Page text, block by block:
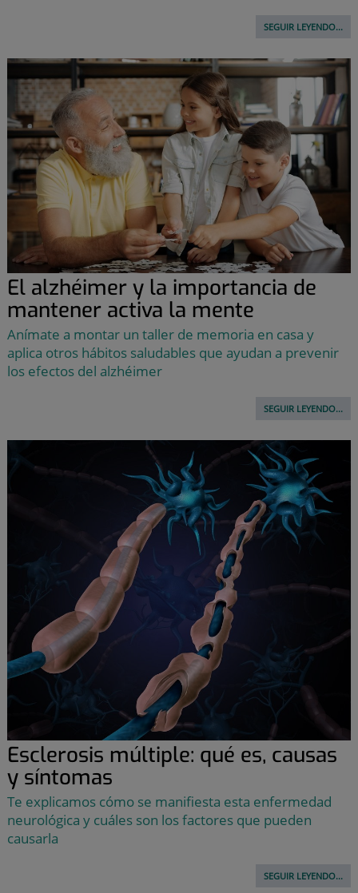
SEGUIR LEYENDO...
El alzhéimer y la importancia de
mantener activa la mente
Anímate a montar un taller de memoria en casa y
aplica otros hábitos saludables que ayudan a prevenir
los efectos del alzhéimer
SEGUIR LEYENDO...
Esclerosis múltiple: qué es, causas
y síntomas
Te explicamos cómo se manifiesta esta enfermedad
neurológica y cuáles son los factores que pueden
causarla
SEGUIR LEYENDO...